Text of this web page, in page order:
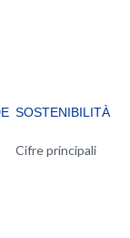
SOSTENIBILITÀ
Cifre principali